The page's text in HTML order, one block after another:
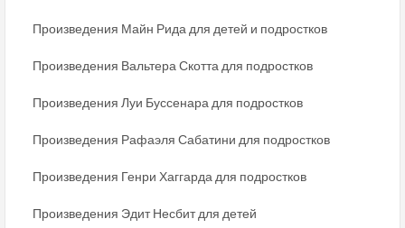
Произведения Майн Рида для детей и подростков
Произведения Вальтера Скотта для подростков
Произведения Луи Буссенара для подростков
Произведения Рафаэля Сабатини для подростков
Произведения Генри Хаггарда для подростков
Произведения Эдит Несбит для детей